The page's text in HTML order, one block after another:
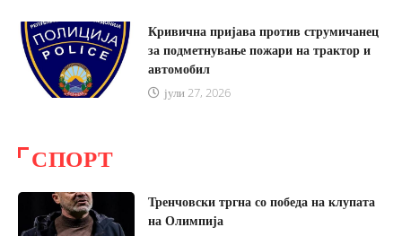
Кривична пријава против струмичанец
за подметнување пожари на трактор и
автомобил
јули 27, 2026
СПОРТ
Тренчовски тргна со победа на клупата
на Олимпија